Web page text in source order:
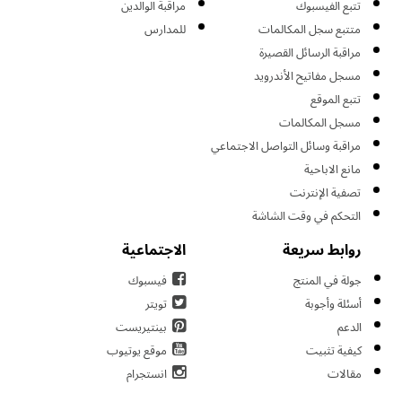
تتبع الفيسبوك
متتبع سجل المكالمات
مراقبة الرسائل القصيرة
مسجل مفاتيح الأندرويد
تتبع الموقع
مسجل المكالمات
مراقبة وسائل التواصل الاجتماعي
مانع الاباحية
تصفية الإنترنت
التحكم في وقت الشاشة
مراقبة الوالدين
للمدارس
روابط سريعة
جولة في المنتج
أسئلة وأجوبة
الدعم
كيفية تثبيت
مقالات
الاجتماعية
فيسبوك
تويتر
بينتيريست
موقع يوتيوب
انستجرام